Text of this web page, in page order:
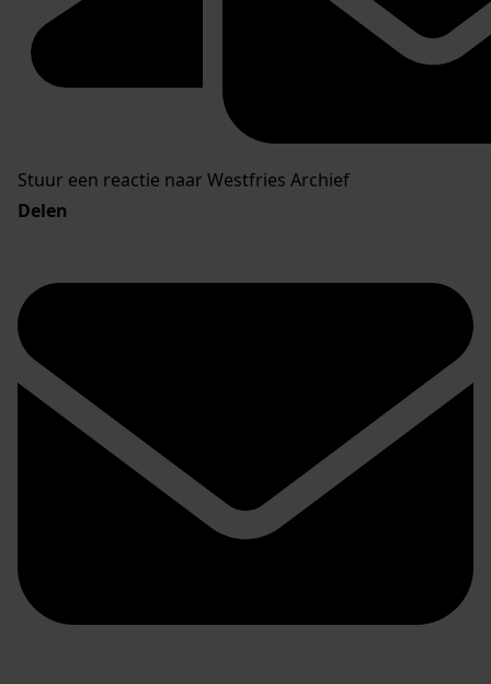
Stuur een reactie naar Westfries Archief
Delen